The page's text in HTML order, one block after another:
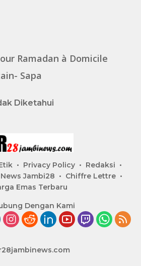
Ramadan à Domicile
Sapa
Diketahui
Privacy Policy
Redaksi
News Jambi28
Chiffre Lettre
Emas Terbaru
Dengan Kami